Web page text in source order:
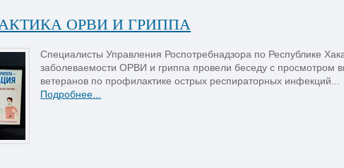
ОРВИ И ГРИППА
Специалисты Управления Роспотребнадзора по Республике
заболеваемости ОРВИ и гриппа провели беседу с просмотром
ветеранов по профилактике острых респираторных инфекций...
Подробнее...